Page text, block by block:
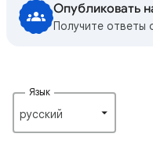
Опубликовать
Получите ответы
Язык
русский‎